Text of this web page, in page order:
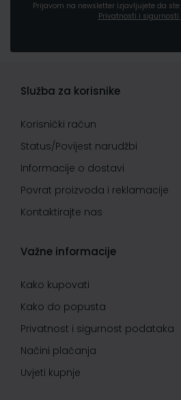
Prijavom na newsletter izjavljujete da
Privatnosti i sigurnosti
Služba za korisnike
Korisnički račun
Status/Povijest narudžbi
Informacije o dostavi
Povrat proizvoda i reklamacije
Kontaktirajte nas
Važne informacije
Kako kupovati
Kako do popusta
Privatnost i sigurnost podataka
Načini plaćanja
Uvjeti kupnje